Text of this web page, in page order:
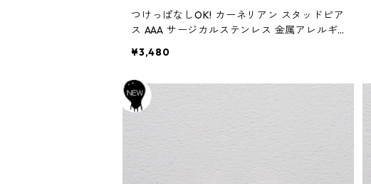
つけっぱなしOK! カーネリアン スタッドピア
ス AAA サージカルステンレス 金属アレルギ
¥3,480